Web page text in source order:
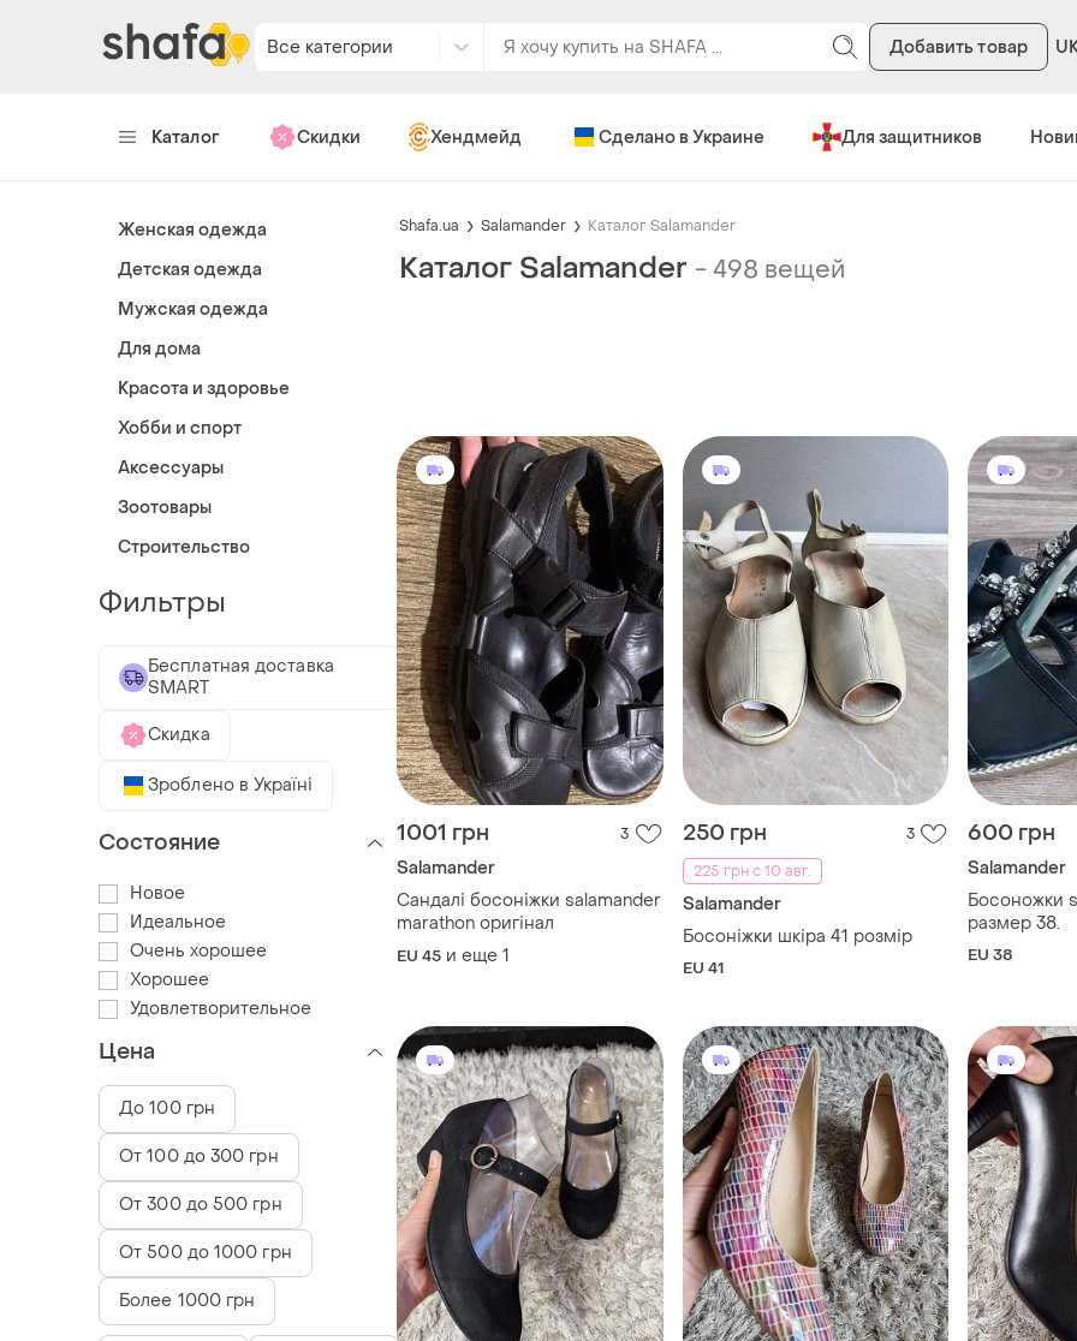
Все категории Добавить товар
Каталог Скидки Хендмейд Сделано в Украине Для защитников
Shafa.ua Salamander Каталог Salamander
Каталог Salamander -498 вещей
1001 грн 3
Salamander
Сандалі босоніжки salamander
marathon оригінал
EU 45 и еще 1
250 грн
3
225 грн с 10 авг.
Salamander
Босоніжки шкіра 41 розмір
EU 41
600 грн
Salamander
Босоножки
размер 38.
EU 38
Женская одежда
Детская одежда
Мужская одежда
Для дома
Красота и здоровье
Хобби и спорт
Аксессуары
Зоотовары
Строительство
Фильтры
Бесплатная доставка
SMART
Скидка
Зроблено в Україні
Состояние
Новое
Идеальное
Очень хорошее
Хорошее
Удовлетворительное
Цена
До 100 грн
От 100 до 300 грн
От 300 до 500 грн
От 500 до 1000 грн
Более 1000 грн